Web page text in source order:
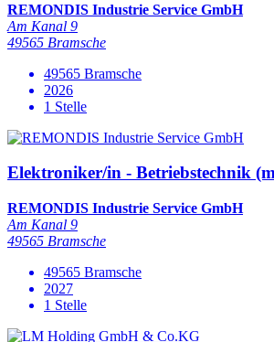
REMONDIS Industrie Service GmbH
Am Kanal 9
49565 Bramsche
49565 Bramsche
2026
1 Stelle
Elektroniker/in - Betriebstechnik
REMONDIS Industrie Service GmbH
Am Kanal 9
49565 Bramsche
49565 Bramsche
2027
1 Stelle